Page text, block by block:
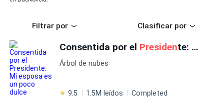
Filtrar por Clasificar por
Consentida por el Presidente: Mi esposa es un poco dulce
Árbol de nubes
9.5 1.5M leídos Completed